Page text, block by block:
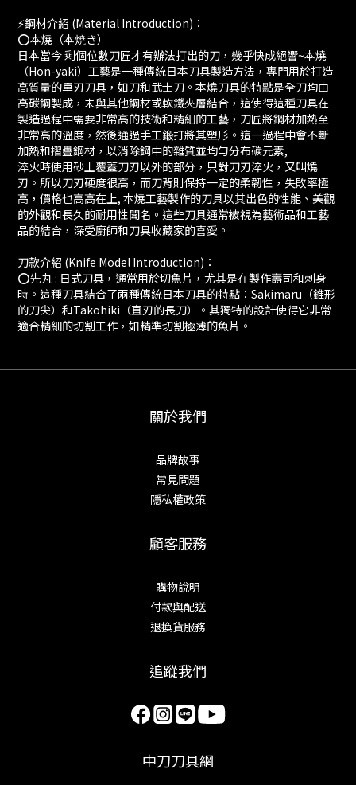
⚡️鋼材介紹 (Material Introduction)：
⭕️本燒（本焼き）
日本當今 剩個位數刀匠才有辦法打出的刀，幾乎快成絕響~本燒
（Hon-yaki）工藝是一種傳統日本刀具製造方法，專門用於打造
高質量的單刃刀具，如刀和武士刀。本燒刀具的特點是全刀均由
高碳鋼製成，未與其他鋼材或軟鐵夾層結合，這使得這種刀具在
製造過程中需要非常高的技術和精細的工藝，刀匠將鋼材加熱至
非常高的溫度，然後通過手工鍛打將其塑形。這一過程中會不斷
加熱和摺疊鋼材，以消除鋼中的雜質並均勻分布碳元素,
淬火時使用砂土覆蓋刀刃以外的部分，只對刀刃淬火，又叫燒
刃。所以刀刃硬度很高，而刀背則保持一定的柔韌性，失敗率極
高，價格也高高在上, 本燒工藝製作的刀具以其出色的性能、美觀
的外觀和長久的耐用性聞名。這些刀具通常被視為藝術品和工藝
品的結合，深受廚師和刀具收藏家的喜愛。
刀款介紹 (Knife Model Introduction)：
⭕️先丸 : 日式刀具，通常用於切魚片，尤其是在製作壽司和刺身
時。這種刀具結合了兩種傳統日本刀具的特點：Sakimaru（錐形
的刀尖）和Takohiki（直刃的長刀）。其獨特的設計使得它非常
適合精細的切割工作，如精準切割極薄的魚片。
關於我們
品牌故事
常見問題
隱私權政策
顧客服務
購物說明
付款與配送
退換貨服務
追蹤我們
中刀刀具網